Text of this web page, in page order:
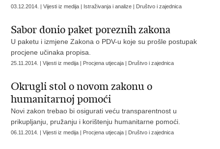
03.12.2014. | Vijesti iz medija | Istraživanja i analize | Društvo i zajednica
Sabor donio paket poreznih zakona
U paketu i izmjene Zakona o PDV-u koje su prošle postupak
procjene učinaka propisa.
25.11.2014. | Vijesti iz medija | Procjena utjecaja | Društvo i zajednica
Okrugli stol o novom zakonu o
humanitarnoj pomoći
Novi zakon trebao bi osigurati veću transparentnost u
prikupljanju, pružanju i korištenju humanitarne pomoći.
06.11.2014. | Vijesti iz medija | Procjena utjecaja | Društvo i zajednica